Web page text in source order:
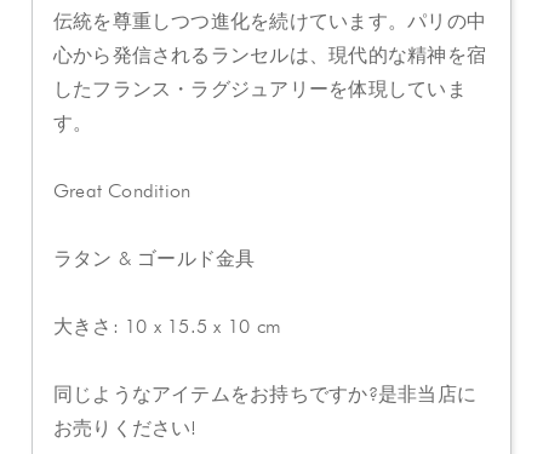
伝統を尊重しつつ進化を続けています。パリの中
心から発信されるランセルは、現代的な精神を宿
したフランス・ラグジュアリーを体現していま
す。
Great Condition
ラタン & ゴールド金具
大きさ: 10 x 15.5 x 10 cm
同じようなアイテムをお持ちですか?是非当店に
お売りください!